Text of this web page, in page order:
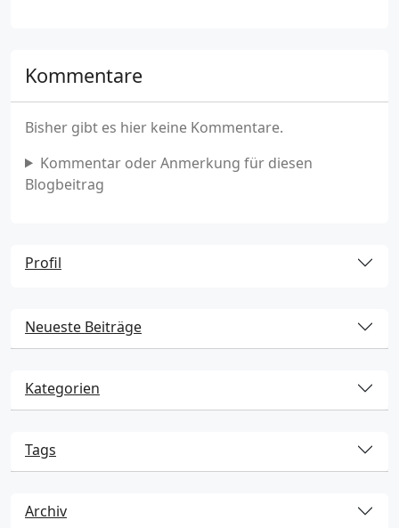
Kommentare
Bisher gibt es hier keine Kommentare.
Kommentar oder Anmerkung für diesen
Blogbeitrag
Profil
Neueste Beiträge
Kategorien
Tags
Archiv